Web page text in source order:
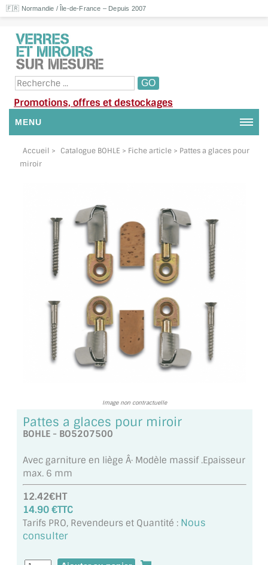
🇫🇷 Normandie / Île-de-France – Depuis 2007
Promotions, offres et destockages
MENU
NOUS CONTACTER
SUIVI DE DEVIS
SUIVI DE COMMANDE
TOUS LES TARIFS AU M2
GUIDE : CHOIX PAR UTILISATION
INSPIRATIONS ET NOUVEAUTÉS
AMBIANCE LAITON BROSSÉ
MIROIR VIEILLI
MIROIR DÉCORATIF DE COULEUR
LOTS DE MIROIRS EN MOZAÏQUE
MIROIR POUR PORTE
Accueil > Catalogue BOHLE > Fiche article > Pattes a glaces pour
miroir
Image non contractuelle
Pattes a glaces pour miroir
BOHLE - BO5207500
Avec garniture en liège Â· Modèle massif .Epaisseur
max. 6 mm
12.42€HT
14.90 €TTC
Tarifs PRO, Revendeurs et Quantité : Nous
consulter